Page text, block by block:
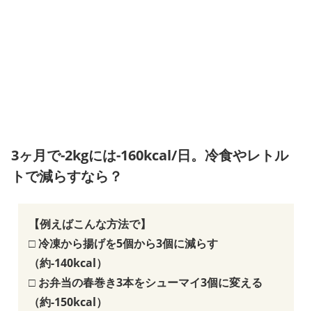
3ヶ月で-2kgには-160kcal/日。冷食やレトル
トで減らすなら？
【例えばこんな方法で】
□ 冷凍から揚げを5個から3個に減らす
（約-140kcal）
□ お弁当の春巻き3本をシューマイ3個に変える
（約-150kcal）